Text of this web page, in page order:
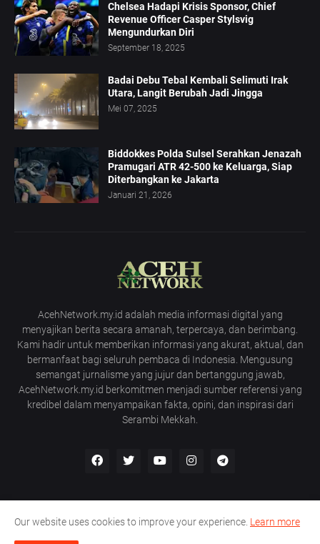
Chelsea Hadapi Krisis Sponsor, Chief
Revenue Officer Casper Stylsvig
Mengundurkan Diri
September 18, 2025
Badai Debu Tebal Kembali Selimuti Irak
Utara, Langit Berubah Jadi Jingga
Mei 07, 2025
Biddokkes Polda Sulsel Serahkan Jenazah
Pramugari ATR 42-500 ke Keluarga, Siap
Diterbangkan ke Jakarta
Januari 21, 2026
AcehNetwork.my.id adalah media informasi digital yang
menyajikan berita secara amanah, terpercaya, dan berimbang.
Kami hadir untuk memberikan informasi yang akurat, aktual, dan
bermanfaat bagi seluruh pembaca di Indonesia. Mengusung
semangat jurnalisme yang jujur dan bertanggung jawab,
AcehNetwork.my.id berkomitmen menjadi sumber referensi yang
kredibel dalam menyampaikan fakta, opini, dan inspirasi dari
Serambi Mekkah.
Privacy Policy Contact Us
Our website uses cookies to improve your experience. Learn more